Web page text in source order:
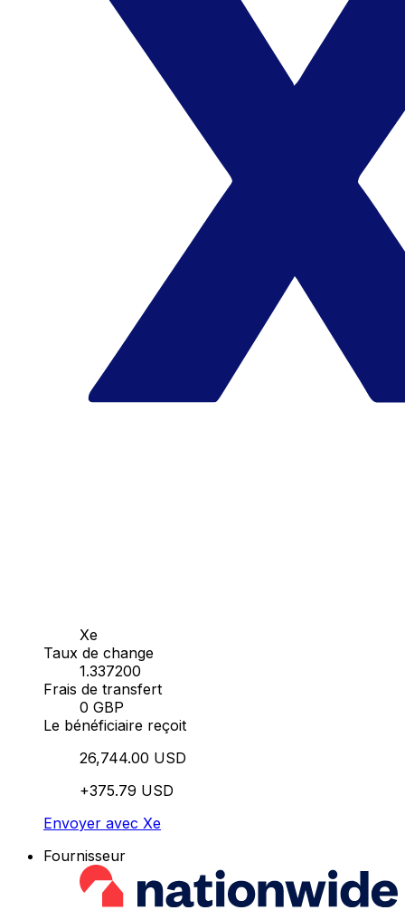
Xe
Taux de change
1.337200
Frais de transfert
0 GBP
Le bénéficiaire reçoit
26,744.00 USD
+375.79 USD
Envoyer avec Xe
Fournisseur